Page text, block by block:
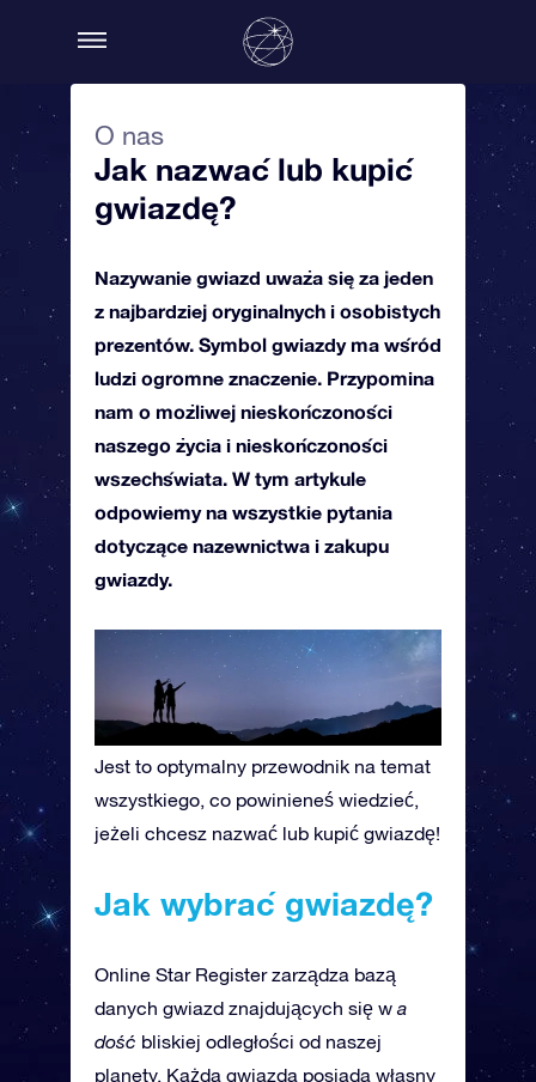
O nas
Jak nazwać lub kupić
gwiazdę?
Nazywanie gwiazd uważa się za jeden
z najbardziej oryginalnych i osobistych
prezentów. Symbol gwiazdy ma wśród
ludzi ogromne znaczenie. Przypomina
nam o możliwej nieskończoności
naszego życia i nieskończoności
wszechświata. W tym artykule
odpowiemy na wszystkie pytania
dotyczące nazewnictwa i zakupu
gwiazdy.
Jest to optymalny przewodnik na temat
wszystkiego, co powinieneś wiedzieć,
jeżeli chcesz nazwać lub kupić gwiazdę!
Jak wybrać gwiazdę?
Online Star Register zarządza bazą
danych gwiazd znajdujących się w a
dość bliskiej odległości od naszej
planety. Każda gwiazda posiada własny